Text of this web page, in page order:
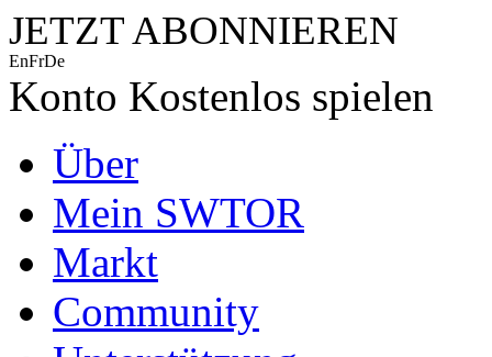
JETZT ABONNIEREN
EnFrDe
Konto Kostenlos spielen
Über
Mein SWTOR
Markt
Community